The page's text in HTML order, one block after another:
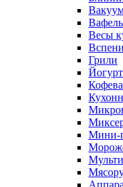
Весы
Грили
Мини-